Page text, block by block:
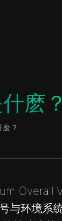
麽？
麽？
Overall
与环境系